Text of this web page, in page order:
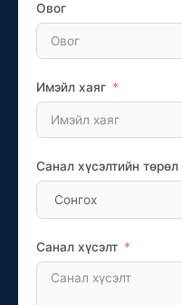
Овог
Имэйл хаяг
Санал хүсэлтийн төрөл
Санал хүсэлт